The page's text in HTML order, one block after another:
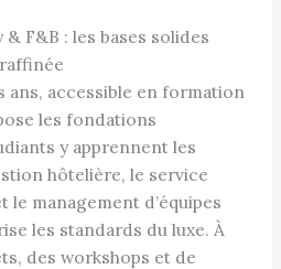
F&B : les bases solides
ans, accessible en formation
les fondations
y apprennent les
hôtelière, le service
management d’équipes
les standards du luxe. À
des workshops et de